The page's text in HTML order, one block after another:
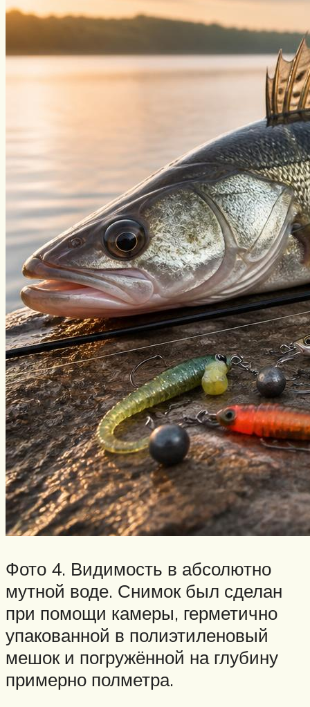
Фото 4. Видимость в абсолютно
мутной воде. Снимок был сделан
при помощи камеры, герметично
упакованной в полиэтиленовый
мешок и погружённой на глубину
примерно полметра.